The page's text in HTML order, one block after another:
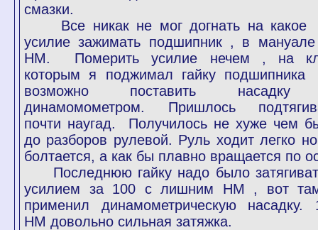
смазки.
Все никак не мог догнать на какое
усилие зажимать подшипник , в
НМ. Померить усилие нечем , на
которым я поджимал гайку
возможно поставить
динамомометром. Пришлось
почти наугад. Получилось не хуже чем
до разборов рулевой. Руль ходит легко
болтается, а как бы плавно вращается по
Последнюю гайку надо было
усилием за 100 с лишним НМ , вот
применил динамометрическую насадку.
НМ довольно сильная затяжка.